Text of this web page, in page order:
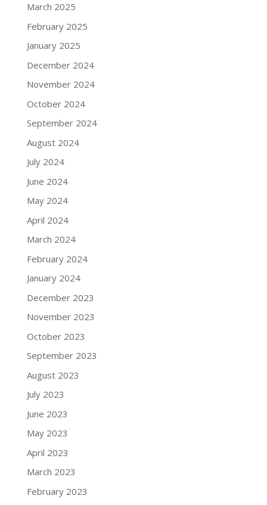
March 2025
February 2025
January 2025
December 2024
November 2024
October 2024
September 2024
August 2024
July 2024
June 2024
May 2024
April 2024
March 2024
February 2024
January 2024
December 2023
November 2023
October 2023
September 2023
August 2023
July 2023
June 2023
May 2023
April 2023
March 2023
February 2023